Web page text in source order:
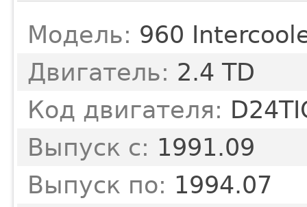
Модель: 960
Двигатель: 2.4 TD
Код двигателя:
Выпуск с: 1991.09
Выпуск по: 1994.07